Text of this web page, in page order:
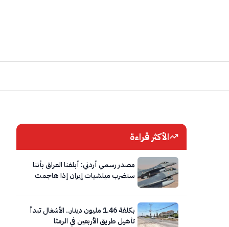
الأكثر قراءة
مصدر رسمي أردني: أبلغنا العراق بأننا
سنضرب ميلشيات إيران إذا هاجمت
بكلفة 1.46 مليون دينار.. الأشغال تبدأ
تأهيل طريق الأربعين في الرمثا